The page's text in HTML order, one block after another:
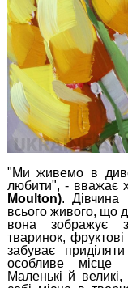
"Ми живемо в
любити", - вважає
Moulton). Дівчина
всього живого, що
вона зображує
тваринок,
забуває
особливе місце
Маленькі й